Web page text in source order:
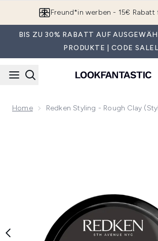
Freund*in werben - 15€ Rabatt
BIS ZU 30% RABATT AUF
PRODUKTE | CODE
Home Redken Styling - Rough Clay